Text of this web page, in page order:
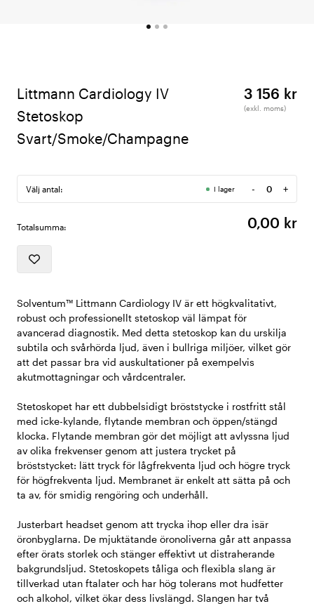
Littmann Cardiology IV
Stetoskop
Svart/Smoke/Champagne
3 156 kr
(exkl. moms)
Välj antal: I lager -
Antal
+
Totalsumma: 0,00 kr
Solventum™ Littmann Cardiology IV är ett högkvalitativt,
robust och professionellt stetoskop väl lämpat för
avancerad diagnostik. Med detta stetoskop kan du urskilja
subtila och svårhörda ljud, även i bullriga miljöer, vilket gör
att det passar bra vid auskultationer på exempelvis
akutmottagningar och vårdcentraler.
Stetoskopet har ett dubbelsidigt bröststycke i rostfritt stål
med icke-kylande, flytande membran och öppen/stängd
klocka. Flytande membran gör det möjligt att avlyssna ljud
av olika frekvenser genom att justera trycket på
bröststycket: lätt tryck för lågfrekventa ljud och högre tryck
för högfrekventa ljud. Membranet är enkelt att sätta på och
ta av, för smidig rengöring och underhåll.
Justerbart headset genom att trycka ihop eller dra isär
öronbyglarna. De mjuktätande öronoliverna går att anpassa
efter örats storlek och stänger effektivt ut distraherande
bakgrundsljud. Stetoskopets tåliga och flexibla slang är
tillverkad utan ftalater och har hög tolerans mot hudfetter
och alkohol, vilket ökar dess livslängd. Slangen har två